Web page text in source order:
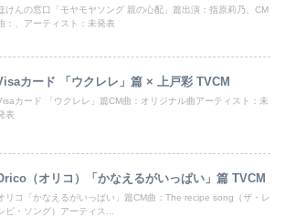
けんの窓口「モヤモヤソング 親の心配」篇出演：指原莉乃、CM
：、アーティスト：未発表
カード 「ウクレレ」篇 × 上戸彩 TVCM
カード 「ウクレレ」篇CM曲：オリジナル曲アーティスト：未
表
（オリコ）「かなえるがいっぱい」篇 TVCM
リコ「かなえるがいっぱい」篇CM曲：The recipe song（ザ・レ
ピ・ソング）アーティス...